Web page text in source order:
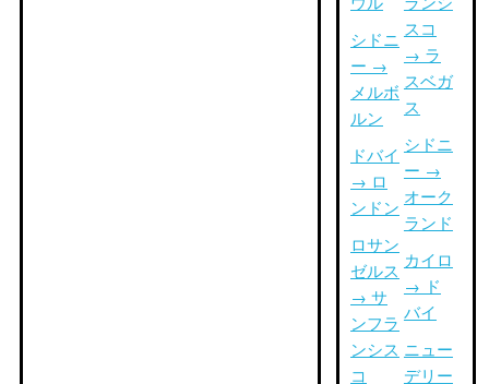
シドニ
ー →
メルボ
ルン
ドバイ
→ ロ
ンドン
ロサン
ゼルス
→ サ
ンフラ
ンシス
コ
スコ
→ ラ
スベガ
ス
シドニ
ー →
オーク
ランド
カイロ
→ ド
バイ
ニュー
デリー